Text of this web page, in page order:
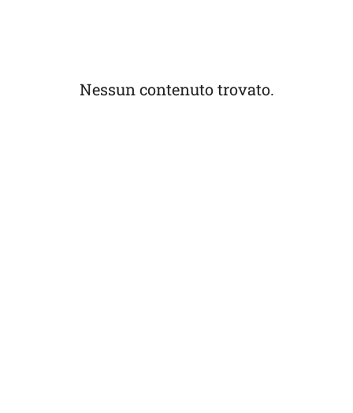
Nessun contenuto trovato.